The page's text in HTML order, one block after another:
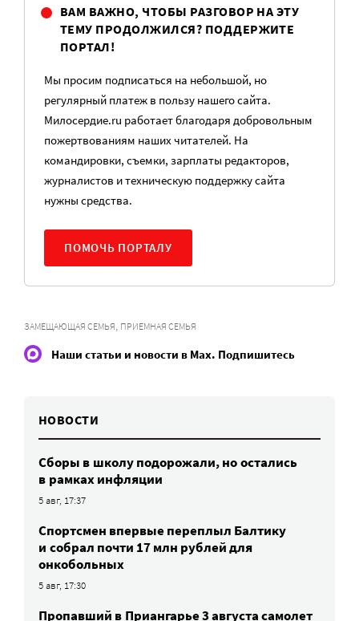
ВАМ ВАЖНО, ЧТОБЫ РАЗГОВОР НА ЭТУ
ТЕМУ ПРОДОЛЖИЛСЯ? ПОДДЕРЖИТЕ
ПОРТАЛ!
Мы просим подписаться на небольшой, но
регулярный платеж в пользу нашего сайта.
Милосердие.ru работает благодаря добровольным
пожертвованиям наших читателей. На
командировки, съемки, зарплаты редакторов,
журналистов и техническую поддержку сайта
нужны средства.
ПОМОЧЬ ПОРТАЛУ
ЗАМЕЩАЮЩАЯ СЕМЬЯ, ПРИЕМНАЯ СЕМЬЯ
Наши статьи и новости в Max. Подпишитесь
НОВОСТИ
Сборы в школу подорожали, но остались
в рамках инфляции
5 авг, 17:37
Спортсмен впервые переплыл Балтику
и собрал почти 17 млн рублей для
онкобольных
5 авг, 17:30
Пропавший в Приангарье 3 августа самолет